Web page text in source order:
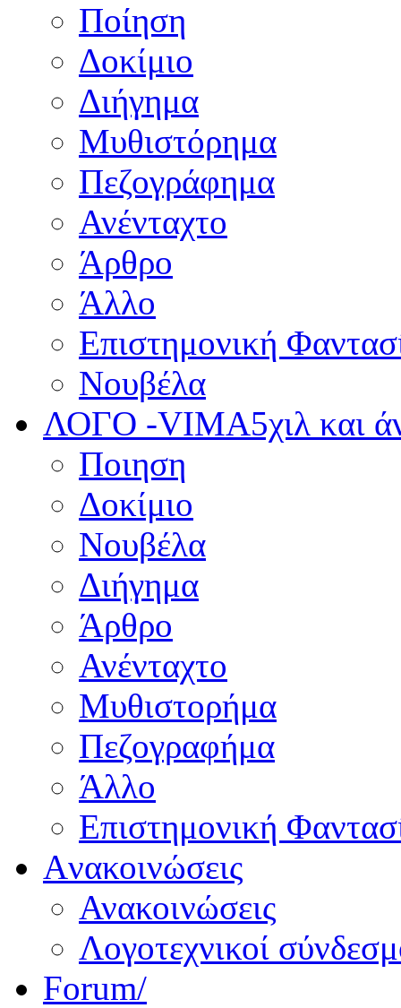
Ποίηση
Δοκίμιο
Διήγημα
Μυθιστόρημα
Πεζογράφημα
Ανένταχτο
Άρθρο
Άλλο
Επιστημονική
Νουβέλα
ΛΟΓΟ -VIMA5χιλ και
Ποιηση
Δοκίμιο
Νουβέλα
Διήγημα
Άρθρο
Ανένταχτο
Μυθιστορήμα
Πεζογραφήμα
Άλλο
Επιστημονική
Aνακοινώσεις
Ανακοινώσεις
Λογοτεχνικοί
Forum/